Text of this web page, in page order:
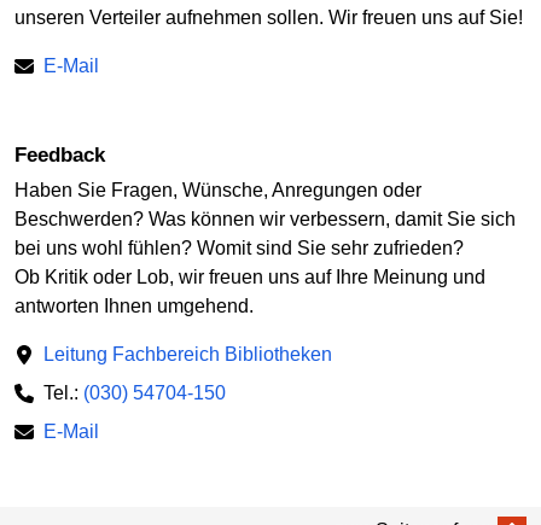
unseren Verteiler aufnehmen sollen. Wir freuen uns auf Sie!
E-Mail
Feedback
Haben Sie Fragen, Wünsche, Anregungen oder
Beschwerden? Was können wir verbessern, damit Sie sich
bei uns wohl fühlen? Womit sind Sie sehr zufrieden?
Ob Kritik oder Lob, wir freuen uns auf Ihre Meinung und
antworten Ihnen umgehend.
Leitung Fachbereich Bibliotheken
Tel.: (030) 54704-150
E-Mail